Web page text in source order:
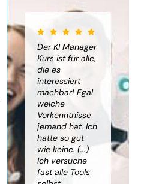
Der KI Manager
Kurs ist für alle,
die es
interessiert
machbar! Egal
welche
Vorkenntnisse
jemand hat. Ich
hatte so gut
wie keine. (...)
Ich versuche
fast alle Tools
zu